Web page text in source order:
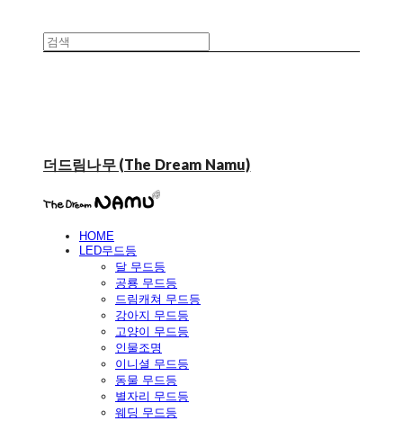
더드림나무 (The Dream Namu)
HOME
LED무드등
달 무드등
공룡 무드등
드림캐쳐 무드등
강아지 무드등
고양이 무드등
인물조명
이니셜 무드등
동물 무드등
별자리 무드등
웨딩 무드등